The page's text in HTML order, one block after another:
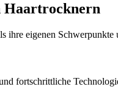
Haartrocknern
ihre eigenen Schwerpunkte
fortschrittliche